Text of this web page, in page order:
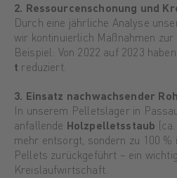
2. Ressourcenschonung und
Durch eine jährliche Analyse
wir kontinuierlich Maßnahmen
Beispiel: Von 2022 auf 2023
t reduziert.
3. Einsatz nachwachsender
In unserem Pelletslager in
anfallende Holzpelletsstaub
mehr entsorgt, sondern zu 100
Pellets zurückgeführt – ein
Kreislaufwirtschaft.